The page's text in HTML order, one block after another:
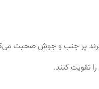
برند پر جنب و جوش صحبت
تقویت کنند.